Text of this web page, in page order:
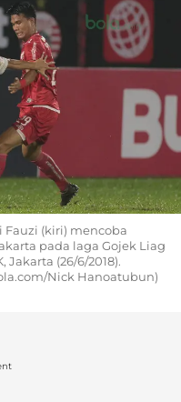
Fauzi (kiri) mencoba
pada laga Gojek Liag
Jakarta (26/6/2018).
Nick Hanoatubun)